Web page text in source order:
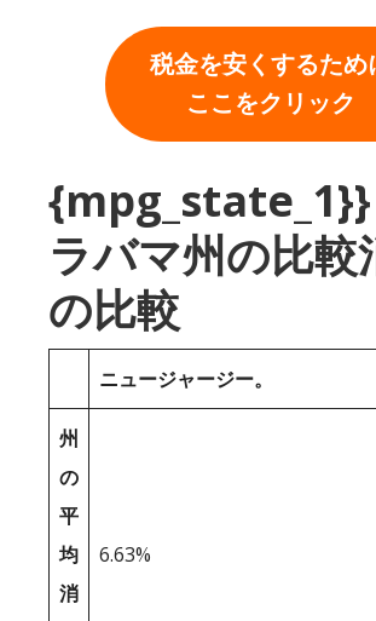
税金を安くするため
ここをクリック
ラバマ州の比較
の比較
ニュージャージー。
州
の
平
均
消
6.63%